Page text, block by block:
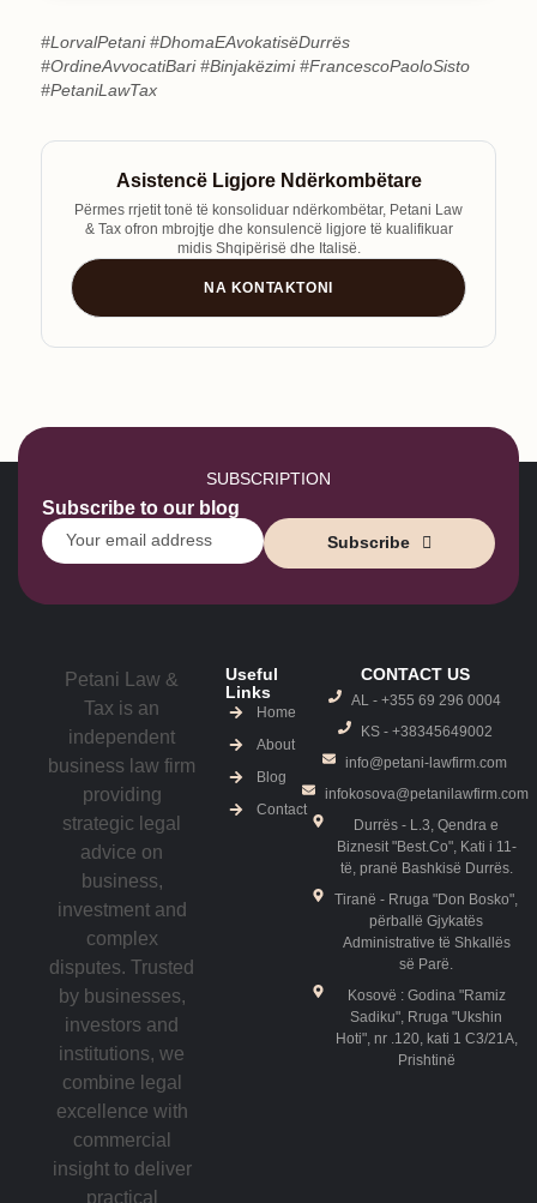
#LorvalPetani #DhomaEAvokatisëDurrës
#OrdineAvvocatiBari #Binjakëzimi #FrancescoPaoloSisto
#PetaniLawTax
Asistencë Ligjore Ndërkombëtare
Përmes rrjetit tonë të konsoliduar ndërkombëtar, Petani Law
& Tax ofron mbrojtje dhe konsulencë ligjore të kualifikuar
midis Shqipërisë dhe Italisë.
NA KONTAKTONI
SUBSCRIPTION
Subscribe to our blog
Subscribe
Petani Law &
Tax is an
independent
business law firm
providing
strategic legal
advice on
business,
investment and
complex
disputes. Trusted
by businesses,
investors and
institutions, we
combine legal
excellence with
commercial
insight to deliver
practical
Useful
Links
Home
About
Blog
Contact
CONTACT US
AL - +355 69 296 0004
KS - ‎+38345649002
info@petani-lawfirm.com
infokosova@petanilawfirm.com
Durrës - L.3, Qendra e
Biznesit "Best.Co", Kati i 11-
të, pranë Bashkisë Durrës.
Tiranë - Rruga "Don Bosko",
përballë Gjykatës
Administrative të Shkallës
së Parë.
Kosovë : Godina "Ramiz
Sadiku", Rruga "Ukshin
Hoti", nr .120, kati 1 C3/21A,
Prishtinë